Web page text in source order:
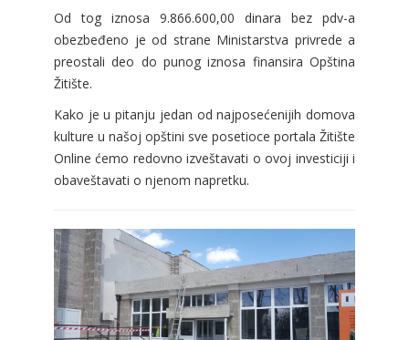
Od tog iznosa 9.866.600,00 dinara bez pdv-a
obezbeđeno je od strane Ministarstva privrede a
preostali deo do punog iznosa finansira Opština
Žitište.
Kako je u pitanju jedan od najposećenijih domova
kulture u našoj opštini sve posetioce portala Žitište
Online ćemo redovno izveštavati o ovoj investiciji i
obaveštavati o njenom napretku.